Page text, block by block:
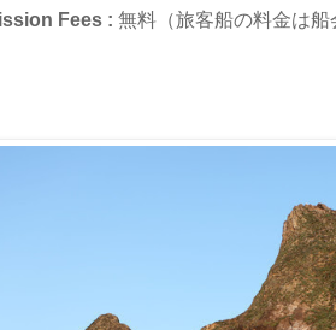
Fees : 無料（旅客船の料金は